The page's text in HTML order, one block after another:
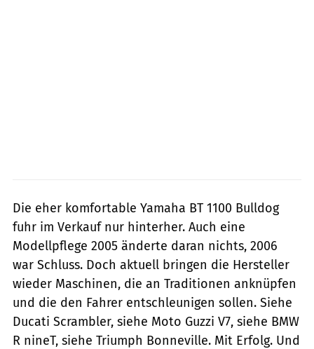
Die eher komfortable Yamaha BT 1100 Bulldog
fuhr im Verkauf nur hinterher. Auch eine
Modellpflege 2005 änderte daran nichts, 2006
war Schluss. Doch aktuell bringen die Hersteller
wieder Maschinen, die an Traditionen anknüpfen
und die den Fahrer entschleunigen sollen. Siehe
Ducati Scrambler, siehe Moto Guzzi V7, siehe BMW
R nineT, siehe Triumph Bonne­ville. Mit Erfolg. Und